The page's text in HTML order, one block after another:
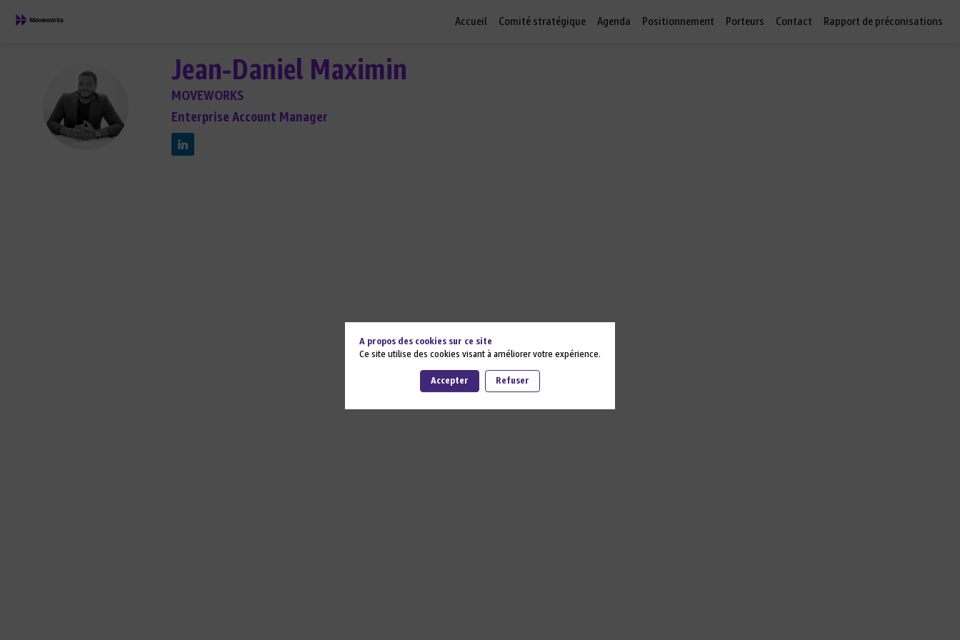
Accueil Comité stratégique Agenda Positionnement Porteurs Contact Rapport de préconisations
JM
Jean-Daniel Maximin
MOVEWORKS
Enterprise Account Manager
A propos des cookies sur ce site
Ce site utilise des cookies visant à améliorer votre expérience.
Accepter Refuser